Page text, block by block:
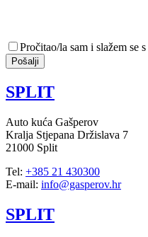
Pročitao/la sam i slažem se s
SPLIT
Auto kuća Gašperov
Kralja Stjepana Držislava 7
21000 Split
Tel: +385 21 430300
E-mail: info@gasperov.hr
SPLIT